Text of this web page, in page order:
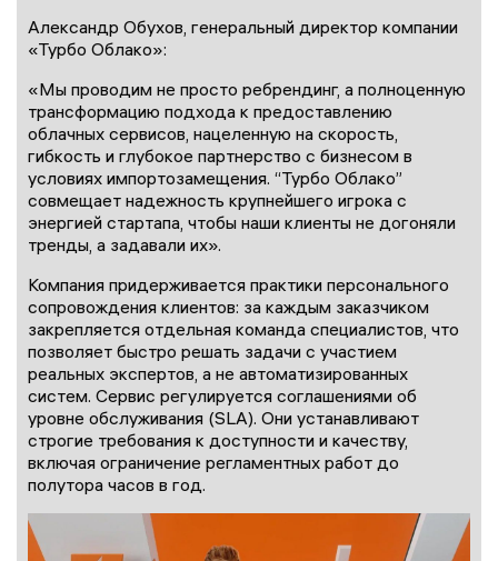
Александр Обухов, генеральный директор компании
«Турбо Облако»:
«Мы проводим не просто ребрендинг, а полноценную
трансформацию подхода к предоставлению
облачных сервисов, нацеленную на скорость,
гибкость и глубокое партнерство с бизнесом в
условиях импортозамещения. “Турбо Облако”
совмещает надежность крупнейшего игрока с
энергией стартапа, чтобы наши клиенты не догоняли
тренды, а задавали их».
Компания придерживается практики персонального
сопровождения клиентов: за каждым заказчиком
закрепляется отдельная команда специалистов, что
позволяет быстро решать задачи с участием
реальных экспертов, а не автоматизированных
систем. Сервис регулируется соглашениями об
уровне обслуживания (SLA). Они устанавливают
строгие требования к доступности и качеству,
включая ограничение регламентных работ до
полутора часов в год.